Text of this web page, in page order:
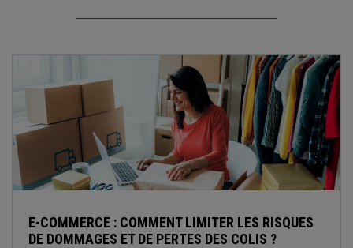
E-COMMERCE : COMMENT LIMITER LES RISQUES
DE DOMMAGES ET DE PERTES DES COLIS ?